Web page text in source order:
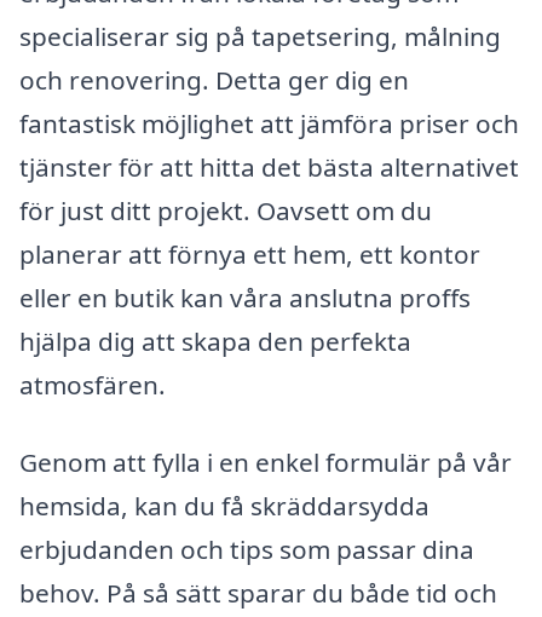
specialiserar sig på tapetsering, målning
och renovering. Detta ger dig en
fantastisk möjlighet att jämföra priser och
tjänster för att hitta det bästa alternativet
för just ditt projekt. Oavsett om du
planerar att förnya ett hem, ett kontor
eller en butik kan våra anslutna proffs
hjälpa dig att skapa den perfekta
atmosfären.
Genom att fylla i en enkel formulär på vår
hemsida, kan du få skräddarsydda
erbjudanden och tips som passar dina
behov. På så sätt sparar du både tid och